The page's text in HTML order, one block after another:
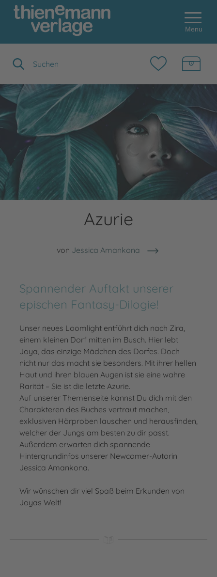
Menu
Azurie
von Jessica Amankona
Spannender Auftakt unserer
epischen Fantasy-Dilogie!
Unser neues Loomlight entführt dich nach Zira,
einem kleinen Dorf mitten im Busch. Hier lebt
Joya, das einzige Mädchen des Dorfes. Doch
nicht nur das macht sie besonders. Mit ihrer hellen
Haut und ihren blauen Augen ist sie eine wahre
Rarität – Sie ist die letzte Azurie.
Auf unserer Themenseite kannst Du dich mit den
Charakteren des Buches vertraut machen,
exklusiven Hörproben lauschen und herausfinden,
welcher der Jungs am besten zu dir passt.
Außerdem erwarten dich spannende
Hintergrundinfos unserer Newcomer-Autorin
Jessica Amankona.
Wir wünschen dir viel Spaß beim Erkunden von
Joyas Welt!